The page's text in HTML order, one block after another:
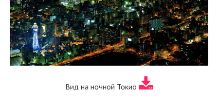
Вид на ночной Токио